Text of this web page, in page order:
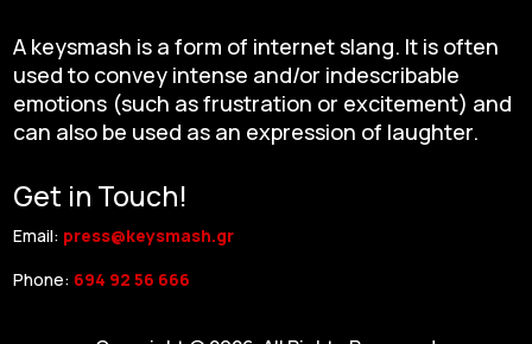
A keysmash is a form of internet slang. It is often
used to convey intense and/or indescribable
emotions (such as frustration or excitement) and
can also be used as an expression of laughter.
Get in Touch!
Email: press@keysmash.gr
Phone: 694 92 56 666